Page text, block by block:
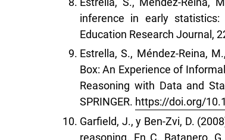
inference in early
Education Research Journal,
Estrella, S., Méndez-Reina,
Box: An Experience of
Reasoning with Data and
SPRINGER. https://doi.org/
Garfield, J., y Ben-Zvi, D.
reasoning. En C. Batanero,